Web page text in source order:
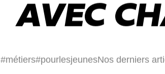
AVEC
#métiers#pourlesjeunesNos derniers